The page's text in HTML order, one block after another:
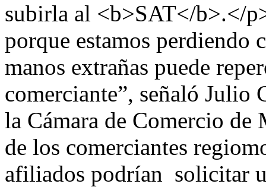
subirla al <b>SAT</b>.</
porque estamos perdiendo
manos extrañas puede
comerciante”, señaló Julio
la Cámara de Comercio
de los comerciantes
afiliados podrían solicitar